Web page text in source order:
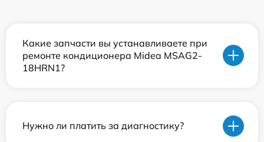
Какие запчасти вы устанавливаете при
ремонте кондиционера Midea MSAG2-
18HRN1?
Нужно ли платить за диагностику?